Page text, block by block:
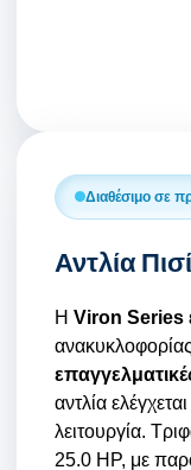
Άρθρα
Επικοινωνία
📞 +30 2310 810 000
📞 +40 753 380 848
Διαθέσιμο σε
Αντλία
Η Viron Series
αντλία
λειτουργία.
25.0 HP, με